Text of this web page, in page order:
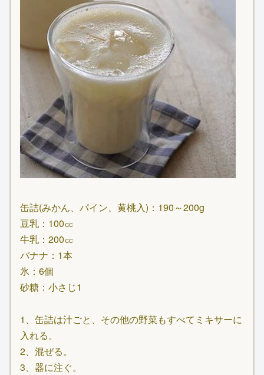
缶詰(みかん、パイン、黄桃入)：190～200g
豆乳：100㏄
牛乳：200㏄
バナナ：1本
氷：6個
砂糖：小さじ1
1、缶詰は汁ごと、その他の野菜もすべてミキサーに
入れる。
2、混ぜる。
3、器に注ぐ。